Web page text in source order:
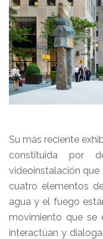
Su más reciente
constituida por
videoinstalación
cuatro elementos
agua y el fuego
movimiento que se
interactúan y